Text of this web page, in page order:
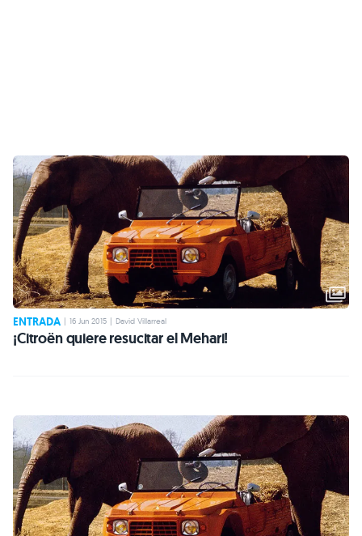
ENTRADA 16 Jun 2015 David Villarreal
¡Citroën quiere resucitar el Mehari!